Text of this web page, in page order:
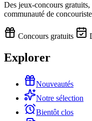
Des jeux-concours
communauté de
Concours gratuits
Explorer
Nouveautés
Notre sélection
Bientôt clos